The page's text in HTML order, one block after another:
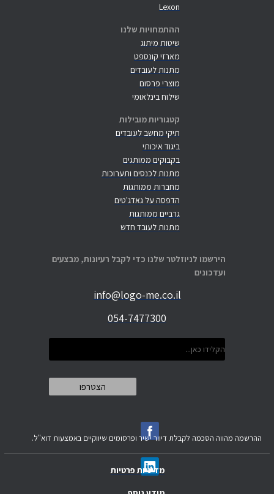
Lexon
ההתמחויות שלנו
שיטות מיתוג
מארזי קונספט
מתנות לעובדים
מוצרי פרסום
שילוח בינלאומי
קטגוריות מובילות
תיקי מחשב לעובדים
ביגוד איכותי
בקבוקים ממותגים
מתנות לכנסים ותערוכות
מחברות ממותגות
הדפסה על גאדג'טים
גרביים ממותגות
מתנות לעובד חדש
הירשמו לניוזלטר שלנו כדי לקבל רעיונות, מבצעים
ועדכונים
info@logo-me.co.il
054-7477300
מדיניות פרטיות
ההרשמה מהווה הסכמה לקבלת דיוור ישיר ופרסומים שיווקיים באמצעות דוא"ל.